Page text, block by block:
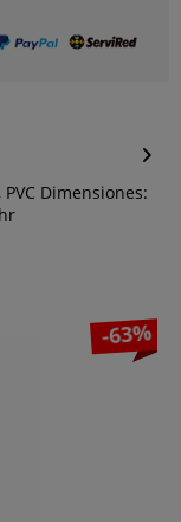
Dimensiones:
-63%